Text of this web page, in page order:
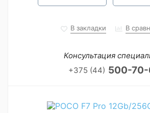
В закладки В
Консультация
+375 (44) 500-